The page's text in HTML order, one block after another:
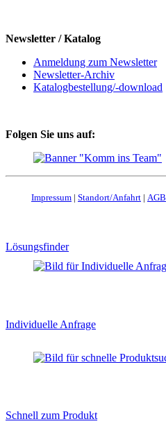
Newsletter / Katalog
Anmeldung zum Newsletter
Newsletter-Archiv
Katalogbestellung/-download
Folgen Sie uns auf:
Impressum | Standort/Anfahrt | AGB
Lösungsfinder
Individuelle Anfrage
Schnell zum Produkt